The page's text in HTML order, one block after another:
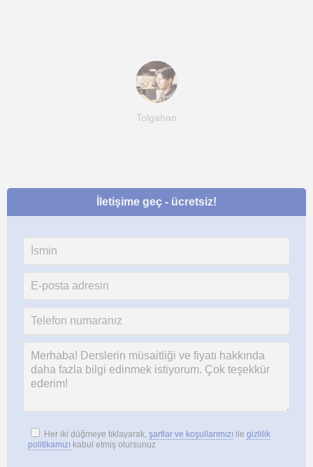
Tolgahan
İletişime geç - ücretsiz!
Her iki düğmeye tıklayarak, şartlar ve koşullarımızı ile gizlilik
politikamızı kabul etmiş olursunuz